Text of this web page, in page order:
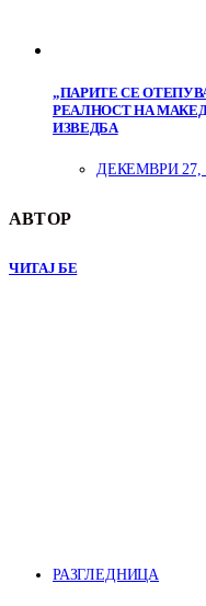
„ПАРИТЕ СЕ
РЕАЛНОСТ НА
ИЗВЕДБА
ДЕКЕМВРИ 27,
АВТОР
ЧИТАЈ БЕ
РАЗГЛЕДНИЦА